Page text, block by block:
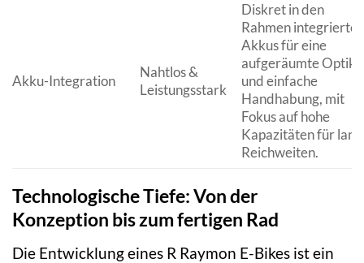
Akku-Integration
Nahtlos &
Leistungsstark
Diskret in den
Rahmen integrierte
Akkus für eine
aufgeräumte Optik
und einfache
Handhabung, mit
Fokus auf hohe
Kapazitäten für
Reichweiten.
Technologische Tiefe: Von der
Konzeption bis zum fertigen Rad
Die Entwicklung eines R Raymon E-Bikes ist ein